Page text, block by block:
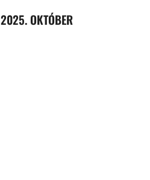
2025. OKTÓBER